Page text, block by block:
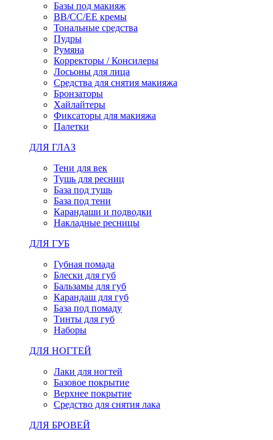
Базы под макияж
BB/CC/EE кремы
Тональные средства
Пудры
Румяна
Корректоры / Консилеры
Лосьоны для лица
Средства для снятия макияжа
Бронзаторы
Хайлайтеры
Фиксаторы для макияжа
Палетки
ДЛЯ ГЛАЗ
Тени для век
Тушь для ресниц
База под тушь
База под тени
Карандаши и подводки
Накладные ресницы
ДЛЯ ГУБ
Губная помада
Блески для губ
Бальзамы для губ
Карандаш для губ
База под помаду
Тинты для губ
Наборы
ДЛЯ НОГТЕЙ
Лаки для ногтей
Базовое покрытие
Верхнее покрытие
Средство для снятия лака
ДЛЯ БРОВЕЙ